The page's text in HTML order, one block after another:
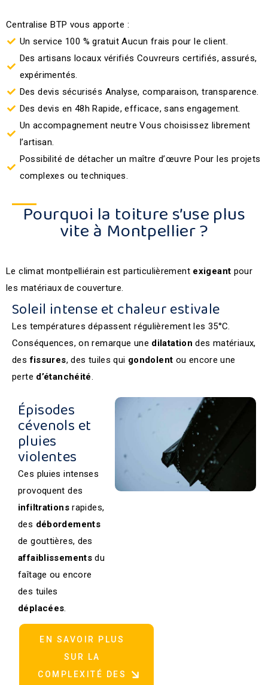
Centralise BTP vous apporte :
Un service 100 % gratuit Aucun frais pour le client.
Des artisans locaux vérifiés Couvreurs certifiés, assurés,
expérimentés.
Des devis sécurisés Analyse, comparaison, transparence.
Des devis en 48h Rapide, efficace, sans engagement.
Un accompagnement neutre Vous choisissez librement
l’artisan.
Possibilité de détacher un maître d’œuvre Pour les projets
complexes ou techniques.
Pourquoi la toiture s’use plus
vite à Montpellier ?
Le climat montpelliérain est particulièrement exigeant pour
les matériaux de couverture.
Soleil intense et chaleur estivale
Les températures dépassent régulièrement les 35°C.
Conséquences, on remarque une dilatation des matériaux,
desfissures, des tuiles qui gondolent ou encore une
perte d’étanchéité.
Épisodes
cévenols et
pluies
violentes
Ces pluies intenses
provoquent des
infiltrationsrapides,
des débordements
de gouttières, des
affaiblissements du
faîtage ou encore
des tuiles
déplacées.
EN SAVOIR PLUS
SUR LA
COMPLEXITÉ DES